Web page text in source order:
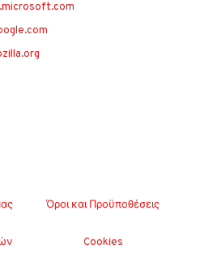
Όροι και Προϋποθέσεις
Cookies